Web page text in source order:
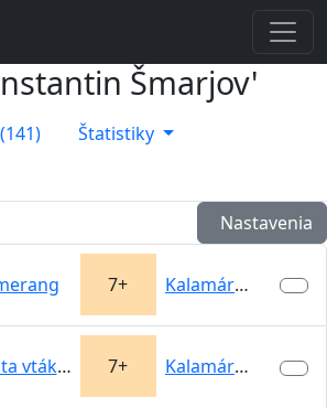
Šmarjov'
Štatistiky
Nastavenia
7+ Kalamárka
Cesta vtákov 7+ Kalamárka